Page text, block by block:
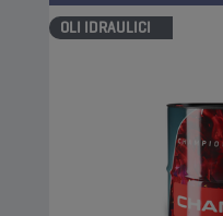
OLI IDRAULICI